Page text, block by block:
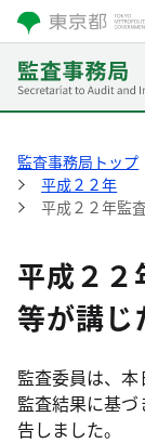
監査事務局トップ
平成２２年
平成２２年監
平成２２
等が講じ
監査委員は、
監査結果に基
告しました。